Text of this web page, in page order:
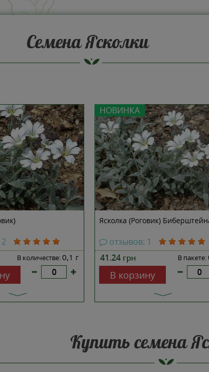
Семена Ясколки
Купить семена
В количестве:0,1 г
НОВИНКА
Ясколка (Роговик)
отзывов: 1
41.24 грн В пакете:
В корзину